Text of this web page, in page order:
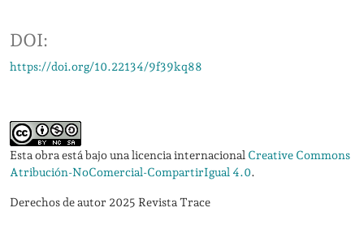
DOI:
https://doi.org/10.22134/9f39kq88
Esta obra está bajo una licencia internacional Creative Commons
Atribución-NoComercial-CompartirIgual 4.0.
Derechos de autor 2025 Revista Trace